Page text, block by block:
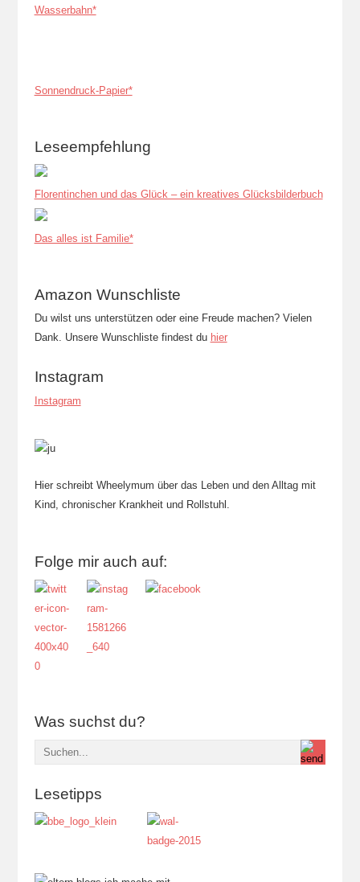
Wasserbahn*
Sonnendruck-Papier*
Leseempfehlung
Florentinchen und das Glück – ein kreatives Glücksbilderbuch
Das alles ist Familie*
Amazon Wunschliste
Du wilst uns unterstützen oder eine Freude machen? Vielen
Dank. Unsere Wunschliste findest du hier
Instagram
Instagram
Hier schreibt Wheelymum über das Leben und den Alltag mit
Kind, chronischer Krankheit und Rollstuhl.
Folge mir auch auf:
Was suchst du?
Lesetipps